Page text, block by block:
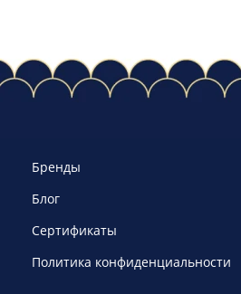
Бренды
Блог
Сертификаты
Политика конфиденциальности